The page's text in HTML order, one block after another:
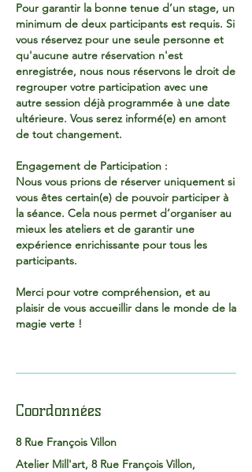
Pour garantir la bonne tenue d’un stage, un
minimum de deux participants est requis. Si
vous réservez pour une seule personne et
qu'aucune autre réservation n'est
enregistrée, nous nous réservons le droit de
regrouper votre participation avec une
autre session déjà programmée à une date
ultérieure. Vous serez informé(e) en amont
de tout changement.
Engagement de Participation :
Nous vous prions de réserver uniquement si
vous êtes certain(e) de pouvoir participer à
la séance. Cela nous permet d’organiser au
mieux les ateliers et de garantir une
expérience enrichissante pour tous les
participants.
Merci pour votre compréhension, et au
plaisir de vous accueillir dans le monde de la
magie verte !
Coordonnées
8 Rue François Villon
Atelier Mill'art, 8 Rue François Villon,